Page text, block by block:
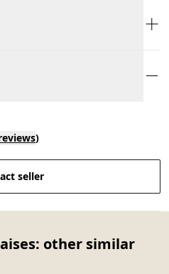
)
seller
other similar